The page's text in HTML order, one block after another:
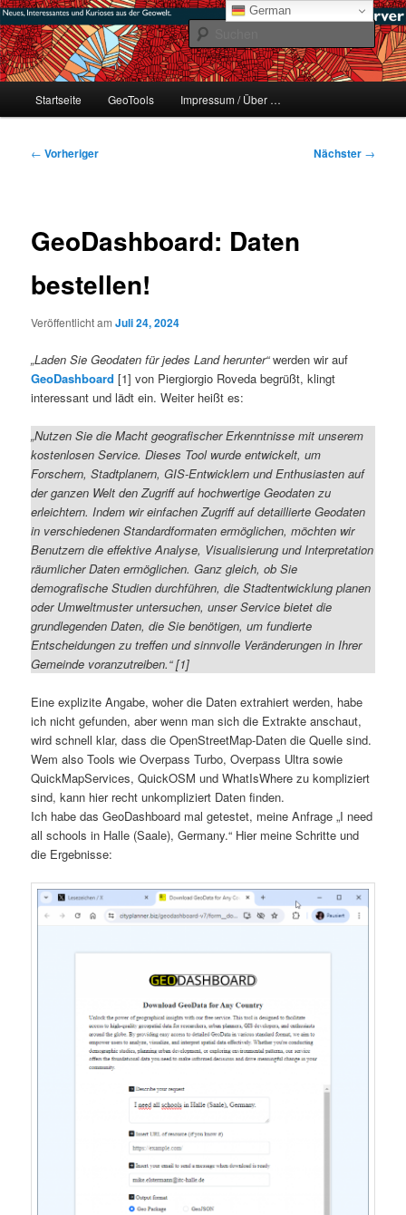
Zum
primären
Inhalt
springen#geoObserver
mikeE's GeoBlog
Startseite GeoTools Impressum / Über …
Beitragsnavigation
← Vorheriger Nächster →
GeoDashboard: Daten
bestellen!
Veröffentlicht amJuli 24, 2024
„Laden Sie Geodaten für jedes Land herunter“werden wir auf
GeoDashboard [1] von Piergiorgio Roveda begrüßt, klingt
interessant und lädt ein. Weiter heißt es:
„Nutzen Sie die Macht geografischer Erkenntnisse mit unserem
kostenlosen Service. Dieses Tool wurde entwickelt, um
Forschern, Stadtplanern, GIS-Entwicklern und Enthusiasten auf
der ganzen Welt den Zugriff auf hochwertige Geodaten zu
erleichtern. Indem wir einfachen Zugriff auf detaillierte Geodaten
in verschiedenen Standardformaten ermöglichen, möchten wir
Benutzern die effektive Analyse, Visualisierung und Interpretation
räumlicher Daten ermöglichen. Ganz gleich, ob Sie
demografische Studien durchführen, die Stadtentwicklung planen
oder Umweltmuster untersuchen, unser Service bietet die
grundlegenden Daten, die Sie benötigen, um fundierte
Entscheidungen zu treffen und sinnvolle Veränderungen in Ihrer
Gemeinde voranzutreiben.“ [1]
Eine explizite Angabe, woher die Daten extrahiert werden, habe
ich nicht gefunden, aber wenn man sich die Extrakte anschaut,
wird schnell klar, dass die OpenStreetMap-Daten die Quelle sind.
Wem also Tools wie Overpass Turbo, Overpass Ultra sowie
QuickMapServices, QuickOSM und WhatIsWhere zu kompliziert
sind, kann hier recht unkompliziert Daten finden.
Ich habe das GeoDashboard mal getestet, meine Anfrage „I need
all schools in Halle (Saale), Germany.“ Hier meine Schritte und
die Ergebnisse:
German